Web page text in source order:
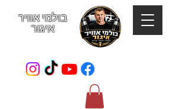
בולמי אוויר
איגור